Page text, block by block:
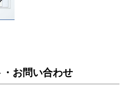
お問い合わせ